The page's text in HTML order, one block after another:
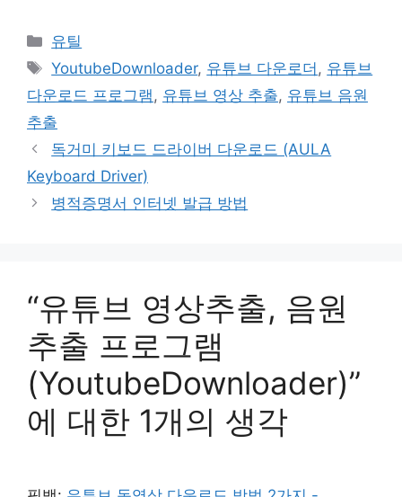
카
테
리
유틸
태
그
YoutubeDownloader, 유튜브 다운로더 , 유튜브
다운로드 프로그램, 유튜브 영상 추출, 유튜브 음원
추출
독거미 키보드 드라이버 다운로드 (AULA
Keyboard Driver)
병적증명서 인터넷 발급 방법
“유튜브 영상추출, 음원
추출 프로그램
(YoutubeDownloader)”
에 대한 1개의 생각